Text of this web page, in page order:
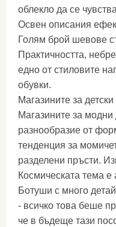
облекло да се
Освен описания
Голям брой шевове
Практичността,
едно от стиловите
обувки.
Магазините за
Магазините за модни
разнообразие от
тенденция за
разделени пръсти.
Космическата тема е
Ботуши с много
- всичко това беше
че в бъдеще тази